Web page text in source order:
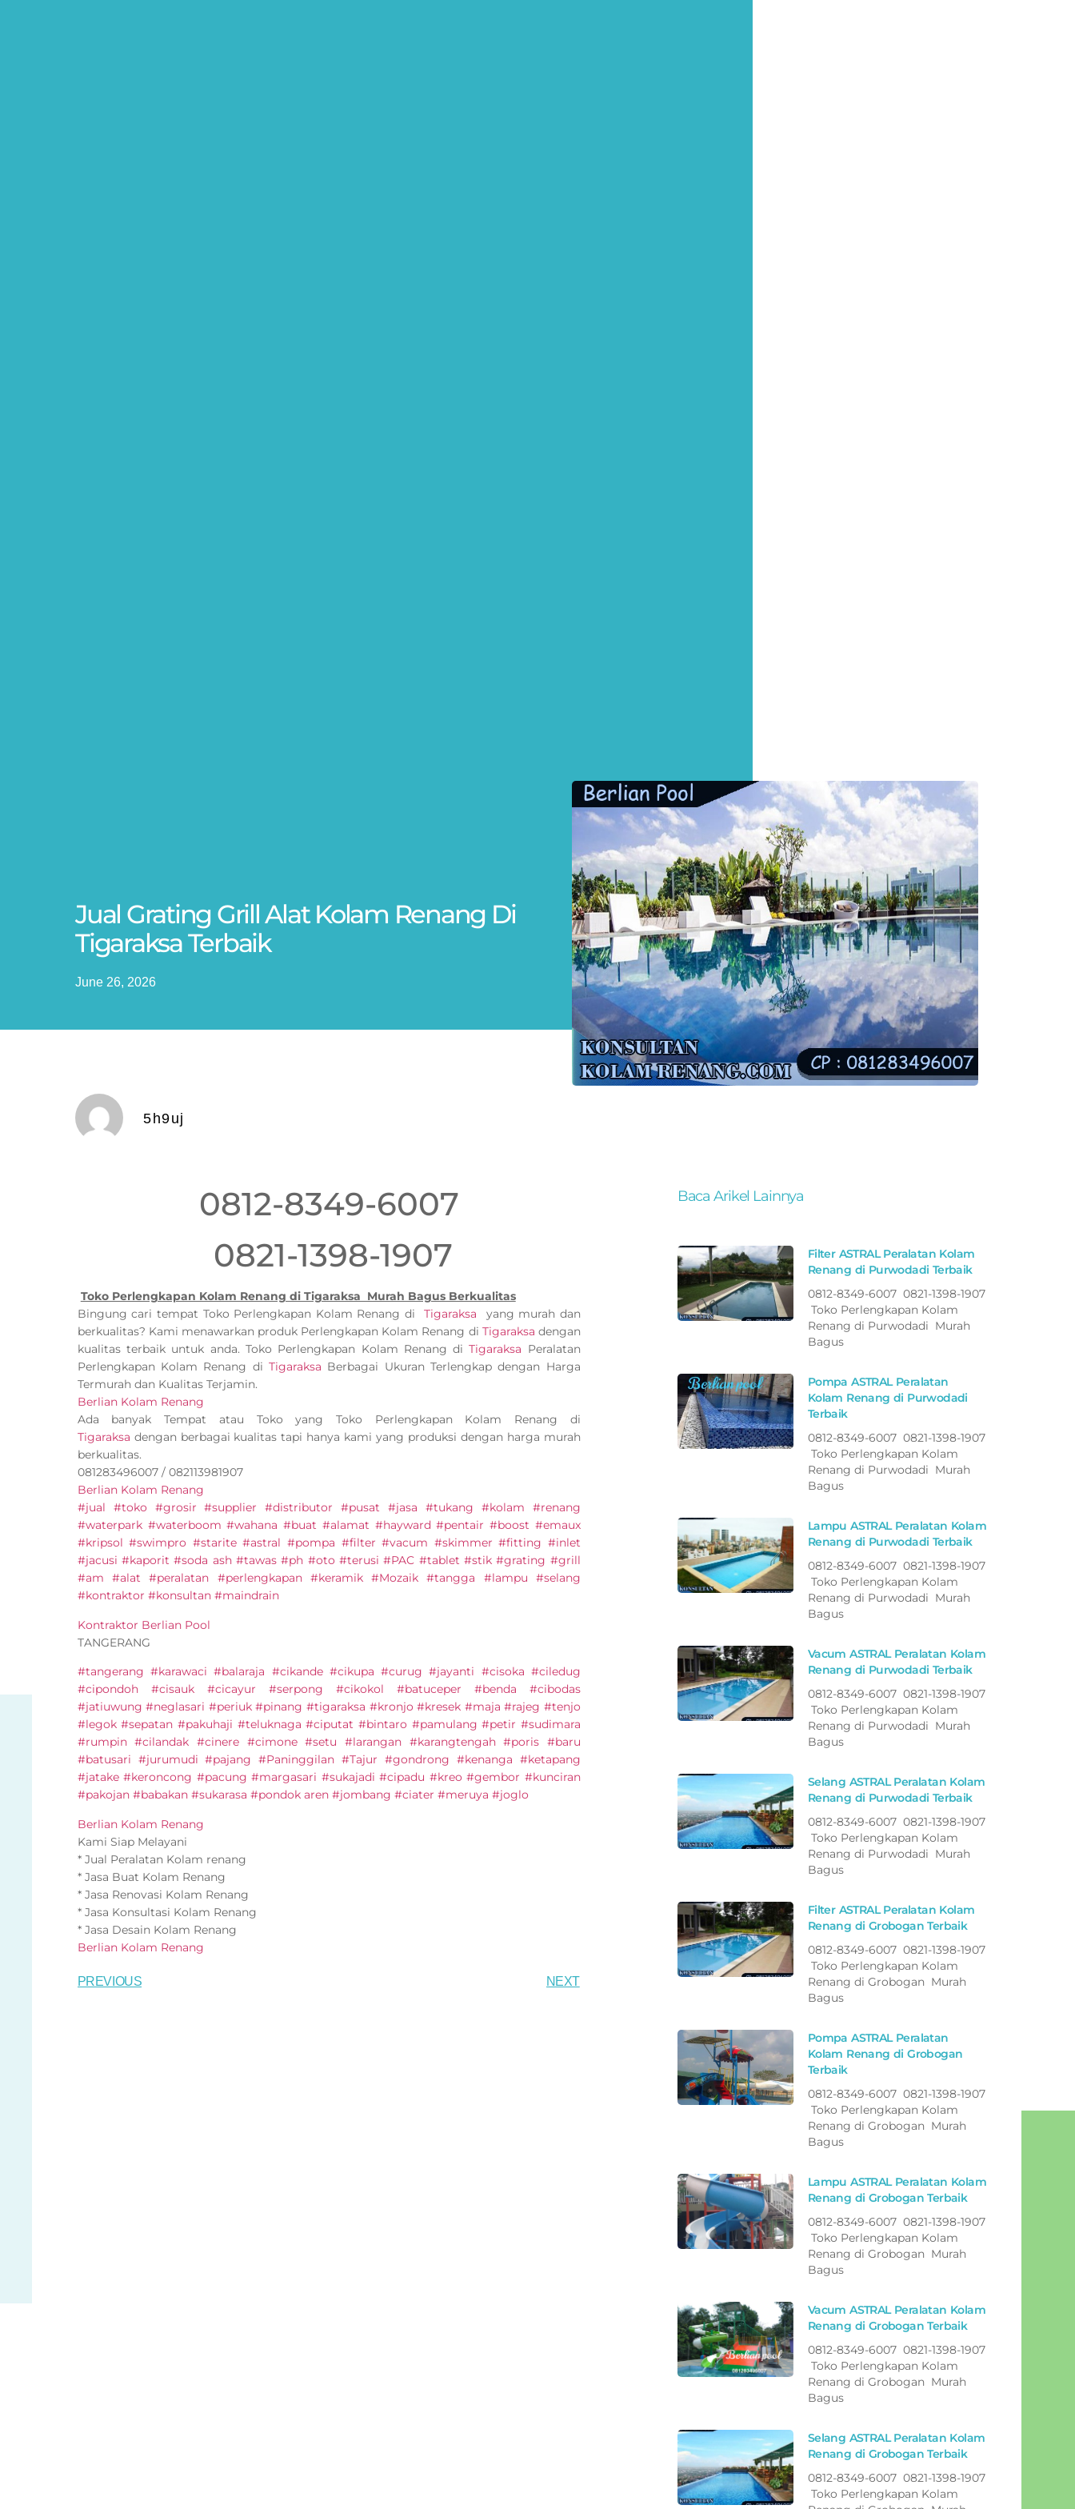
Jual Grating Grill Alat Kolam Renang Di
Tigaraksa Terbaik
June 26, 2026
5h9uj
0812-8349-6007
0821-1398-1907
Toko Perlengkapan Kolam Renang di Tigaraksa Murah Bagus Berkualitas
Bingung cari tempat Toko Perlengkapan Kolam Renang diTigaraksa
yang murah dan
berkualitas? Kami menawarkan produk Perlengkapan Kolam Renang di Tigaraksa dengan
kualitas terbaik untuk anda. Toko Perlengkapan Kolam Renang diTigaraksa Peralatan
Perlengkapan Kolam Renang diTigaraksa Berbagai Ukuran Terlengkap dengan Harga
Termurah dan Kualitas Terjamin.
Berlian Kolam Renang
Ada banyak Tempat atau Toko yang Toko Perlengkapan Kolam Renang di
Tigaraksa dengan berbagai kualitas tapi hanya kami yang produksi dengan harga murah
berkualitas.
081283496007 / 082113981907
Berlian Kolam Renang
#jual #toko #grosir #supplier #distributor #pusat #jasa #tukang #kolam #renang
#waterpark #waterboom #wahana #buat #alamat #hayward #pentair #boost #emaux
#kripsol #swimpro #starite #astral #pompa #filter #vacum #skimmer #fitting #inlet
#jacusi #kaporit #soda ash #tawas #ph #oto #terusi #PAC #tablet #stik #grating #grill
#am #alat #peralatan #perlengkapan #keramik #Mozaik #tangga #lampu #selang
#kontraktor #konsultan #maindrain
Kontraktor Berlian Pool
TANGERANG
#tangerang #karawaci #balaraja #cikande #cikupa #curug #jayanti #cisoka #ciledug
#cipondoh #cisauk #cicayur #serpong #cikokol #batuceper #benda #cibodas
#jatiuwung #neglasari #periuk #pinang #tigaraksa #kronjo #kresek #maja #rajeg #tenjo
#legok #sepatan #pakuhaji #teluknaga #ciputat #bintaro #pamulang #petir #sudimara
#rumpin #cilandak #cinere #cimone #setu #larangan #karangtengah #poris #baru
#batusari #jurumudi #pajang #Paninggilan #Tajur #gondrong #kenanga #ketapang
#jatake #keroncong #pacung #margasari #sukajadi #cipadu #kreo #gembor #kunciran
#pakojan #babakan #sukarasa #pondok aren #jombang #ciater #meruya #joglo
Berlian Kolam Renang
Kami Siap Melayani
* Jual Peralatan Kolam renang
* Jasa Buat Kolam Renang
* Jasa Renovasi Kolam Renang
* Jasa Konsultasi Kolam Renang
* Jasa Desain Kolam Renang
Berlian Kolam Renang
PREVIOUS NEXT
Baca Arikel Lainnya
Filter ASTRAL Peralatan Kolam
Renang di Purwodadi Terbaik
0812-8349-6007 0821-1398-1907
Toko Perlengkapan Kolam
Renang di Purwodadi Murah
Bagus
Pompa ASTRAL Peralatan
Kolam Renang di Purwodadi
Terbaik
0812-8349-6007 0821-1398-1907
Toko Perlengkapan Kolam
Renang di Purwodadi Murah
Bagus
Lampu ASTRAL Peralatan Kolam
Renang di Purwodadi Terbaik
0812-8349-6007 0821-1398-1907
Toko Perlengkapan Kolam
Renang di Purwodadi Murah
Bagus
Vacum ASTRAL Peralatan Kolam
Renang di Purwodadi Terbaik
0812-8349-6007 0821-1398-1907
Toko Perlengkapan Kolam
Renang di Purwodadi Murah
Bagus
Selang ASTRAL Peralatan Kolam
Renang di Purwodadi Terbaik
0812-8349-6007 0821-1398-1907
Toko Perlengkapan Kolam
Renang di Purwodadi Murah
Bagus
Filter ASTRAL Peralatan Kolam
Renang di Grobogan Terbaik
0812-8349-6007 0821-1398-1907
Toko Perlengkapan Kolam
Renang di Grobogan Murah
Bagus
Pompa ASTRAL Peralatan
Kolam Renang di Grobogan
Terbaik
0812-8349-6007 0821-1398-1907
Toko Perlengkapan Kolam
Renang di Grobogan Murah
Bagus
Lampu ASTRAL Peralatan Kolam
Renang di Grobogan Terbaik
0812-8349-6007 0821-1398-1907
Toko Perlengkapan Kolam
Renang di Grobogan Murah
Bagus
Vacum ASTRAL Peralatan Kolam
Renang di Grobogan Terbaik
0812-8349-6007 0821-1398-1907
Toko Perlengkapan Kolam
Renang di Grobogan Murah
Bagus
Selang ASTRAL Peralatan Kolam
Renang di Grobogan Terbaik
0812-8349-6007 0821-1398-1907
Toko Perlengkapan Kolam